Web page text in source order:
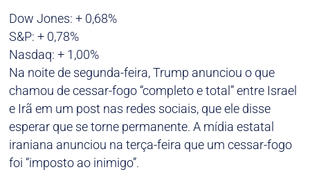
Dow Jones: + 0,68%
S&P: + 0,78%
Nasdaq: + 1,00%
Na noite de segunda-feira, Trump anunciou o que
chamou de cessar-fogo “completo e total” entre Israel
e Irã em um post nas redes sociais, que ele disse
esperar que se torne permanente. A mídia estatal
iraniana anunciou na terça-feira que um cessar-fogo
foi “imposto ao inimigo”.